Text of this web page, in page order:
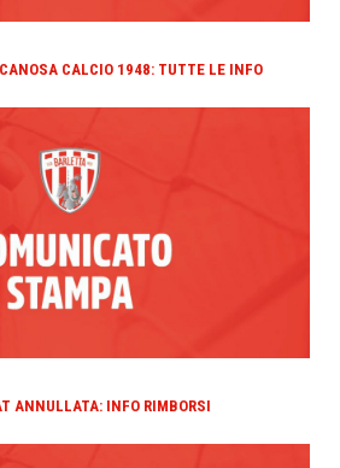
CALCIO 1948: TUTTE LE INFO
ANNULLATA: INFO RIMBORSI